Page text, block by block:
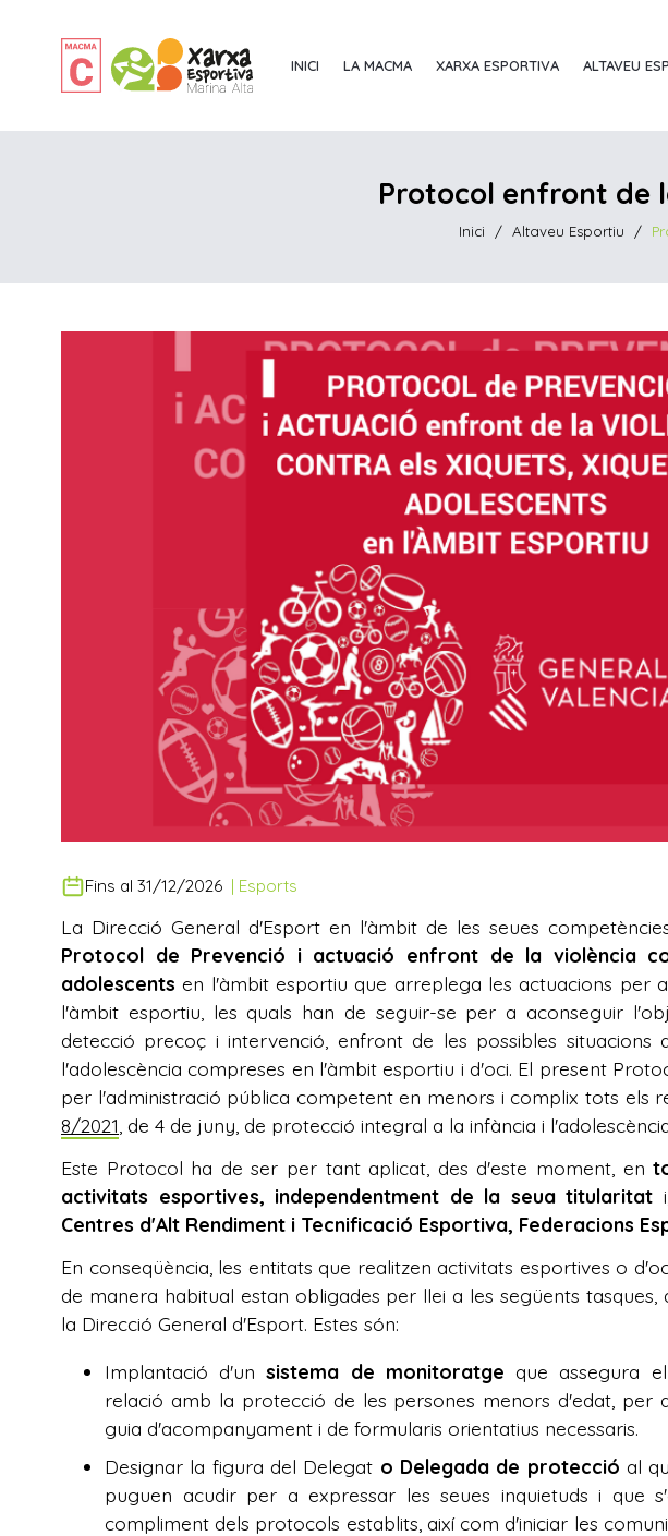
INICI LA MACMA XARXA ESPORTIVA ALTAVEU
Protocol enfront de
Inici / Altaveu Esportiu /
Fins al 31/12/2026 | Esports
La Direcció General d'Esport en l'àmbit de les seues
Protocol de Prevenció i actuació enfront de la violència
adolescents en l'àmbit esportiu que arreplega les actuacions per
l'àmbit esportiu, les quals han de seguir-se per a aconseguir
detecció precoç i intervenció, enfront de les possibles situacions
l'adolescència compreses en l'àmbit esportiu i d'oci. El present
per l'administració pública competent en menors i complix tots els
8/2021 , de 4 de juny, de protecció integral a la infància i
Este Protocol ha de ser per tant aplicat, des d'este moment, en
activitats esportives, independentment de la seua titularitat
Centres d'Alt Rendiment i Tecnificació Esportiva, Federacions
En conseqüència, les entitats que realitzen activitats esportives o
de manera habitual estan obligades per llei a les següents
la Direcció General d'Esport. Estes són:
Implantació d'unsistema de monitoratge que assegura
relació amb la protecció de les persones menors d'edat, per
guia d'acompanyament i de formularis orientatius necessaris.
Designar la figura del Delegat o Delegada de protecció al
puguen acudir per a expressar les seues inquietuds i que
compliment dels protocols establits, així com d'iniciar les